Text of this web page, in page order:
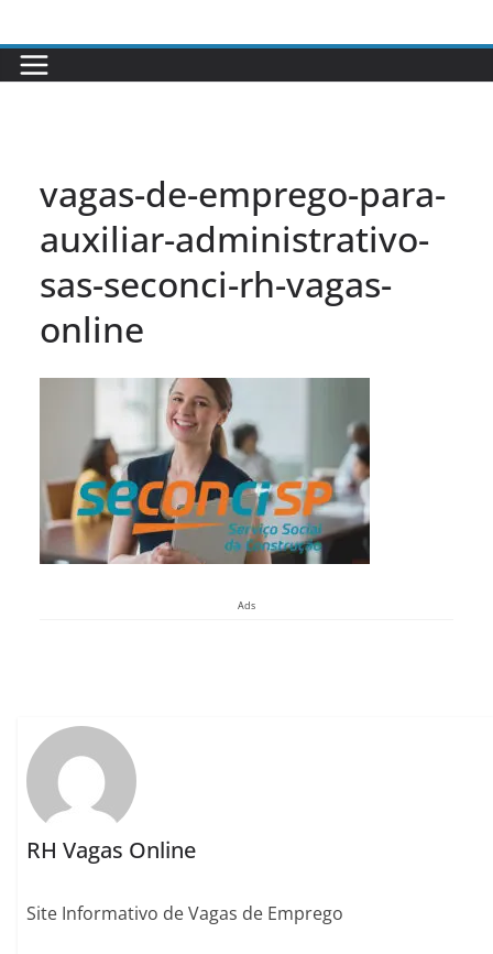
para
o
vagas-de-emprego-para-
auxiliar-administrativo-
sas-seconci-rh-vagas-
online
Ads
RH Vagas Online
Site Informativo de Vagas de Emprego